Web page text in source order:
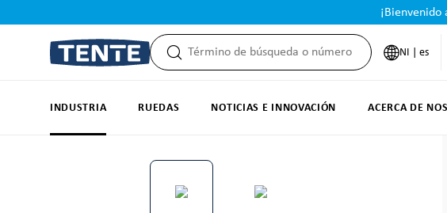
NI | es
INDUSTRIA RUEDAS NOTICIAS E INNOVACIÓN ACERCA DE
Omitir galería de imágenes